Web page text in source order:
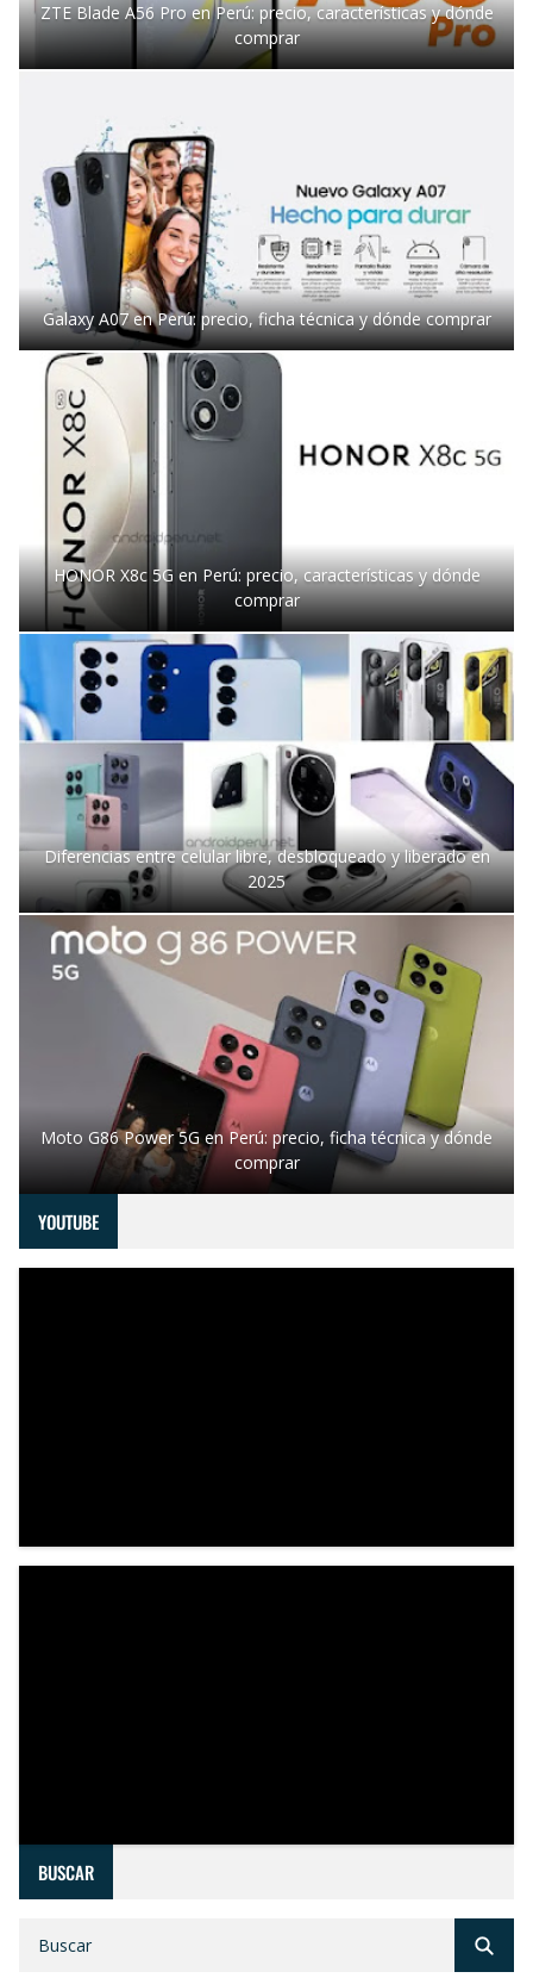
ZTE Blade A56 Pro en Perú: precio, características y dónde
comprar
Galaxy A07 en Perú: precio, ficha técnica y dónde comprar
HONOR X8c 5G en Perú: precio, características y dónde
comprar
Diferencias entre celular libre, desbloqueado y liberado en
2025
Moto G86 Power 5G en Perú: precio, ficha técnica y dónde
comprar
YOUTUBE
BUSCAR